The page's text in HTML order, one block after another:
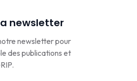
newsletter
newsletter pour
des publications et